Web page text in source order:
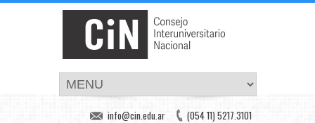
(054 11) 5217.3101
info@cin.edu.ar